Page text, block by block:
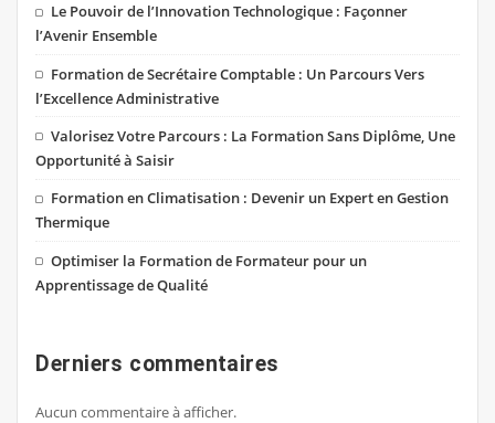
Le Pouvoir de l’Innovation Technologique : Façonner
l’Avenir Ensemble
Formation de Secrétaire Comptable : Un Parcours Vers
l’Excellence Administrative
Valorisez Votre Parcours : La Formation Sans Diplôme, Une
Opportunité à Saisir
Formation en Climatisation : Devenir un Expert en Gestion
Thermique
Optimiser la Formation de Formateur pour un
Apprentissage de Qualité
Derniers commentaires
Aucun commentaire à afficher.